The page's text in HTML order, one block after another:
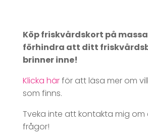
Köp friskvårdskort på
förhindra att ditt
brinner inne!
Klicka härför att läsa mer om
som finns.
Tveka inte att kontakta mig
frågor!